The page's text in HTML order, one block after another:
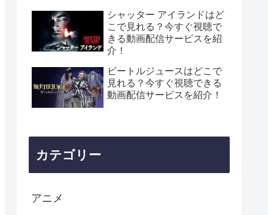
シャッター アイランドはど
こで見れる？今すぐ視聴で
きる動画配信サービスを紹
介！
ビートルジュースはどこで
見れる？今すぐ視聴できる
動画配信サービスを紹介！
カテゴリー
アニメ